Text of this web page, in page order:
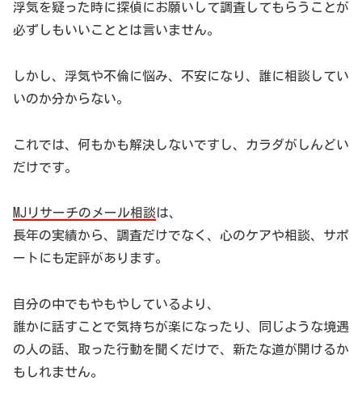
浮気を疑った時に探偵にお願いして調査してもらうことが
必ずしもいいこととは言いません。
しかし、浮気や不倫に悩み、不安になり、誰に相談してい
いのか分からない。
これでは、何もかも解決しないですし、カラダがしんどい
だけです。
MJリサーチのメール相談は、
長年の実績から、調査だけでなく、心のケアや相談、サポ
ートにも定評があります。
自分の中でもやもやしているより、
誰かに話すことで気持ちが楽になったり、同じような境遇
の人の話、取った行動を聞くだけで、新たな道が開けるか
もしれません。